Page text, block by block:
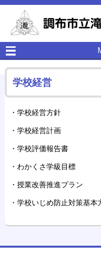
学校経営
・学校経営方針
・学校経営計画
・学校評価報告書
・わかくさ学級目標
・授業改善推進プラン
・学校いじめ防止対策基本